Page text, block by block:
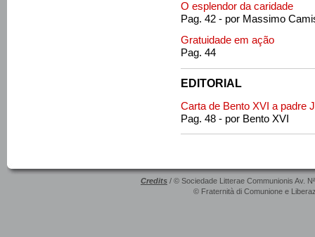
O esplendor da caridade
Pag. 42 - por Massimo
Gratuidade em ação
Pag. 44
EDITORIAL
Carta de Bento XVI a padre
Pag. 48 - por Bento XVI
Credits / © Sociedade Litterae Communionis Av.
© Fraternità di Comunione e